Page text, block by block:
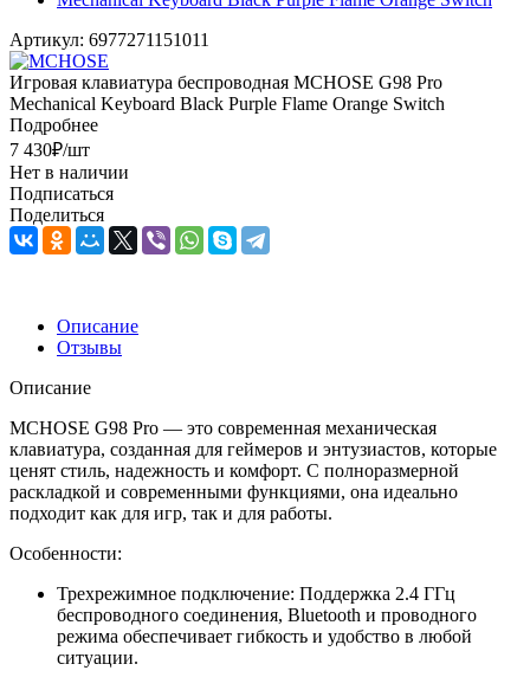
Артикул: 6977271151011
Игровая клавиатура беспроводная MCHOSE G98 Pro
Mechanical Keyboard Black Purple Flame Orange Switch
Подробнее
7 430₽/шт
Нет в наличии
Подписаться
Поделиться
Описание
Отзывы
Описание
MCHOSE G98 Pro — это современная механическая
клавиатура, созданная для геймеров и энтузиастов, которые
ценят стиль, надежность и комфорт. С полноразмерной
раскладкой и современными функциями, она идеально
подходит как для игр, так и для работы.
Особенности:
Трехрежимное подключение: Поддержка 2.4 ГГц
беспроводного соединения, Bluetooth и проводного
режима обеспечивает гибкость и удобство в любой
ситуации.